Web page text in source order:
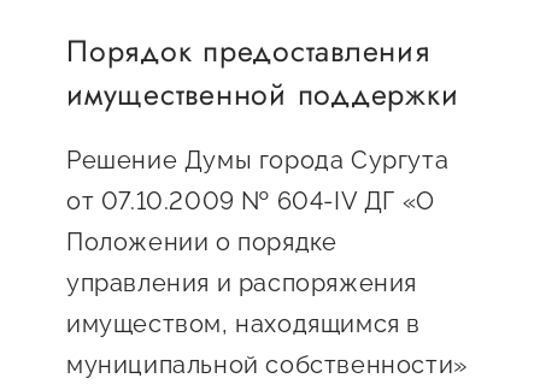
Имущественная поддержка
Консультационная поддержка
Образовательная поддержка
Поддержка креативного и
инновационно-
технологического
предпринимательства
Поддержка социальных
Порядок предоставления
имущественной поддержки
Решение Думы города Сургута
от 07.10.2009 № 604-IV ДГ «О
Положении о порядке
управления и распоряжения
имуществом, находящимся в
муниципальной собственности»